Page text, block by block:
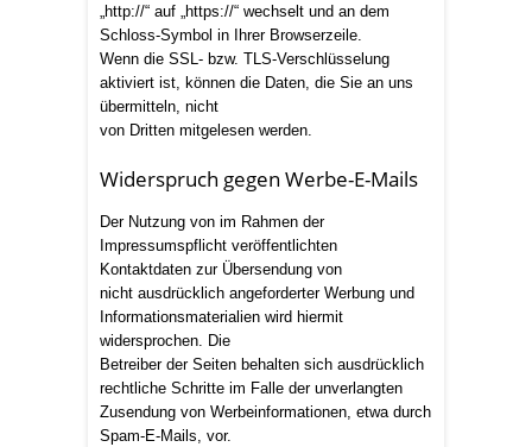
„http://“ auf „https://“ wechselt und an dem
Schloss-Symbol in Ihrer Browserzeile.
Wenn die SSL- bzw. TLS-Verschlüsselung
aktiviert ist, können die Daten, die Sie an uns
übermitteln, nicht
von Dritten mitgelesen werden.
Widerspruch gegen Werbe-E-Mails
Der Nutzung von im Rahmen der
Impressumspflicht veröffentlichten
Kontaktdaten zur Übersendung von
nicht ausdrücklich angeforderter Werbung und
Informationsmaterialien wird hiermit
widersprochen. Die
Betreiber der Seiten behalten sich ausdrücklich
rechtliche Schritte im Falle der unverlangten
Zusendung von Werbeinformationen, etwa durch
Spam-E-Mails, vor.